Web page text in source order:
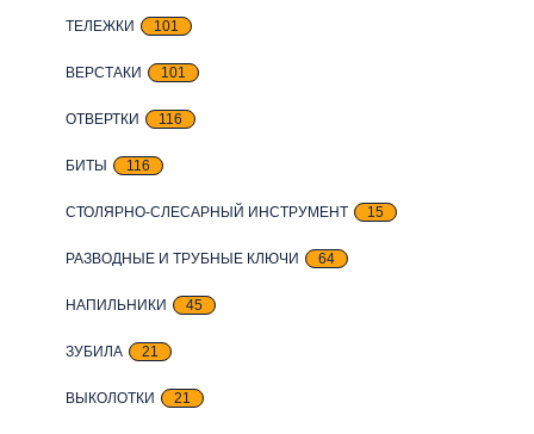
ТЕЛЕЖКИ 101
ВЕРСТАКИ 101
ОТВЕРТКИ 116
БИТЫ 116
СТОЛЯРНО-СЛЕСАРНЫЙ ИНСТРУМЕНТ 15
РАЗВОДНЫЕ И ТРУБНЫЕ КЛЮЧИ 64
НАПИЛЬНИКИ 45
ЗУБИЛА 21
ВЫКОЛОТКИ 21